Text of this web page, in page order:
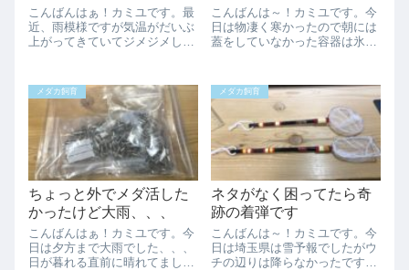
こんばんはぁ！カミユです。最
近、雨模様ですが気温がだいぶ
上がってきていてジメジメして
でやる気が出つつ有るようで
す。今日は着弾がありました！
メダカ百華Vol11です。まだじ
っくりとは見え...
こんばんは～！カミユです。今
日は物凄く寒かったので朝には
蓋をしていなかった容器は氷が
す。そろそろ浮いてくるメダカ
もだいぶ減ってきたので、そろ
そろ冬眠モードに入りつつ有る
ようです。今日は...
メダカ飼育
ちょっと外でメダ活した
かったけど大雨、、、
こんばんはぁ！カミユです。今
日は夕方まで大雨でした、、、
日が暮れる直前に晴れてました
メダカ飼育
ネタがなく困ってたら奇
跡の着弾です
こんばんは～！カミユです。今
日は埼玉県は雪予報でしたがウ
チの辺りは降らなかったです。